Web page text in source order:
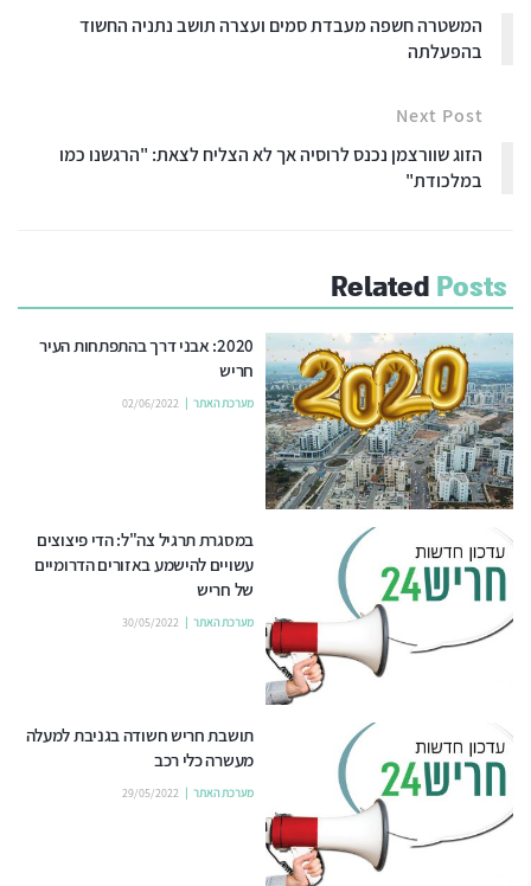
המשטרה חשפה מעבדת סמים ועצרה תושב נתניה החשוד
בהפעלתה
Next Post
הזוג שוורצמן נכנס לרוסיה אך לא הצליח לצאת: "הרגשנו כמו
במלכודת"
Related Posts
2020: אבני דרך בהתפתחות העיר
חריש
מערכת האתר 02/06/2022
במסגרת תרגיל צה"ל: הדי פיצוצים
עשויים להישמע באזורים הדרומיים
של חריש
מערכת האתר 30/05/2022
תושבת חריש חשודה בגניבת למעלה
מעשרה כלי רכב
מערכת האתר 29/05/2022